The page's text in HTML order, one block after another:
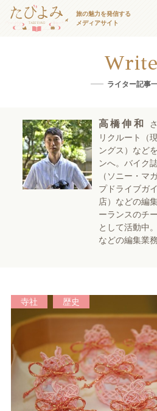
旅の魅力を発信する
メディアサイト
ライター記事
高橋伸和
リクルート（
ングス）など
ンへ。バイク
（ソニー・マ
プドライブガ
店）などの編
ーランスのチ
として活動中
などの編集業
寺社 歴史